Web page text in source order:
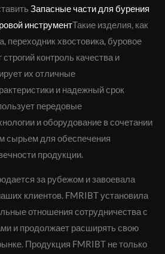
Запасные части для бурения
инструментТакие изделия, как
переходник хвостовика, буровое
контроль качества и
их отличные
и надежный срок
передовые
и оборудование в сочетании
сырьем для обеспечения
продукции.
за рубежом и завоевала
клиентов. FMRIBT установила
отношения сотрудничества с
и продолжает расширять свою
Продукция FMRIBT не только